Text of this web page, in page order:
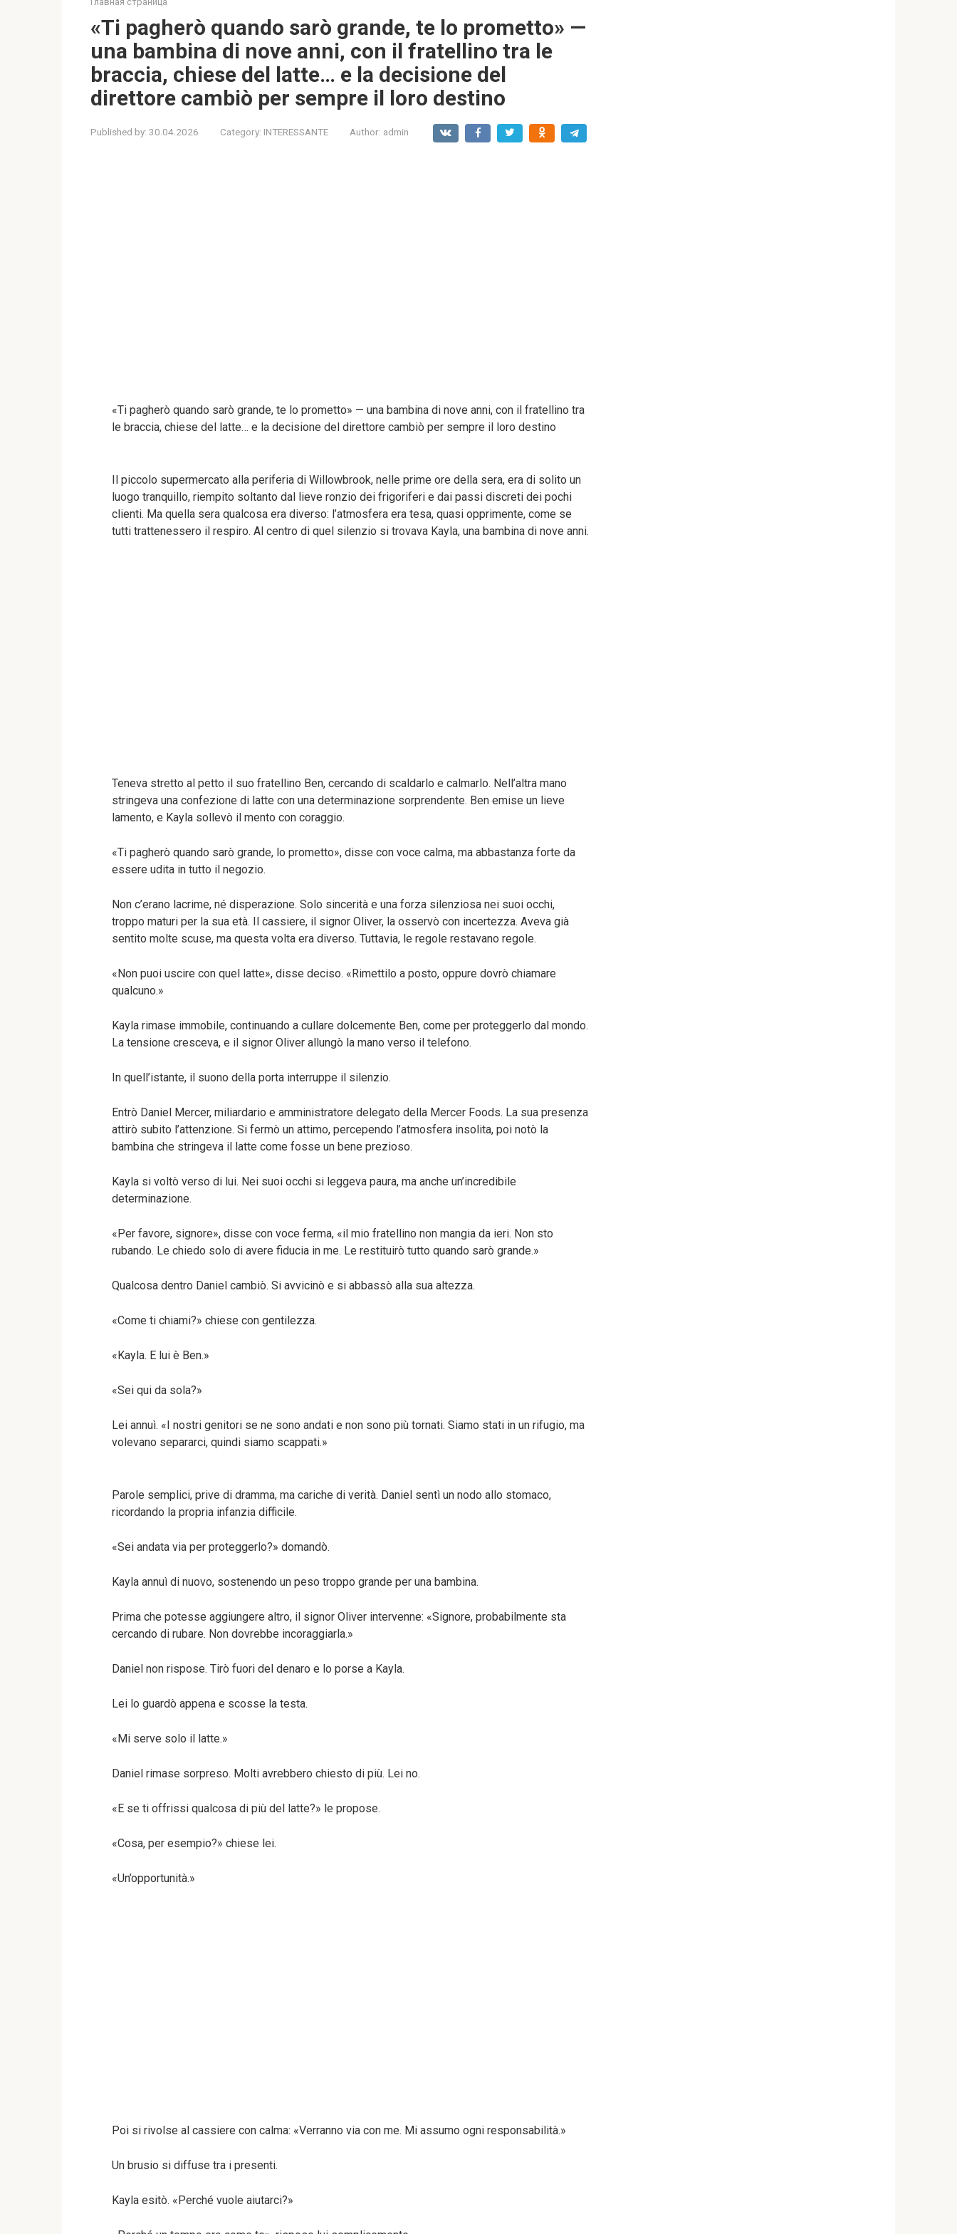
«Ti pagherò quando sarò grande, te lo prometto» —
una bambina di nove anni, con il fratellino tra le
braccia, chiese del latte… e la decisione del
direttore cambiò per sempre il loro destino
Published by: 30.04.2026 Category: INTERESSANTE Author: admin
«Ti pagherò quando sarò grande, te lo prometto» — una bambina di nove anni, con il fratellino tra
le braccia, chiese del latte… e la decisione del direttore cambiò per sempre il loro destino
Il piccolo supermercato alla periferia di Willowbrook, nelle prime ore della sera, era di solito un
luogo tranquillo, riempito soltanto dal lieve ronzio dei frigoriferi e dai passi discreti dei pochi
clienti. Ma quella sera qualcosa era diverso: l’atmosfera era tesa, quasi opprimente, come se
tutti trattenessero il respiro. Al centro di quel silenzio si trovava Kayla, una bambina di nove anni.
Teneva stretto al petto il suo fratellino Ben, cercando di scaldarlo e calmarlo. Nell’altra mano
stringeva una confezione di latte con una determinazione sorprendente. Ben emise un lieve
lamento, e Kayla sollevò il mento con coraggio.
«Ti pagherò quando sarò grande, lo prometto», disse con voce calma, ma abbastanza forte da
essere udita in tutto il negozio.
Non c’erano lacrime, né disperazione. Solo sincerità e una forza silenziosa nei suoi occhi,
troppo maturi per la sua età. Il cassiere, il signor Oliver, la osservò con incertezza. Aveva già
sentito molte scuse, ma questa volta era diverso. Tuttavia, le regole restavano regole.
«Non puoi uscire con quel latte», disse deciso. «Rimettilo a posto, oppure dovrò chiamare
qualcuno.»
Kayla rimase immobile, continuando a cullare dolcemente Ben, come per proteggerlo dal mondo.
La tensione cresceva, e il signor Oliver allungò la mano verso il telefono.
In quell’istante, il suono della porta interruppe il silenzio.
Entrò Daniel Mercer, miliardario e amministratore delegato della Mercer Foods. La sua presenza
attirò subito l’attenzione. Si fermò un attimo, percependo l’atmosfera insolita, poi notò la
bambina che stringeva il latte come fosse un bene prezioso.
Kayla si voltò verso di lui. Nei suoi occhi si leggeva paura, ma anche un’incredibile
determinazione.
«Per favore, signore», disse con voce ferma, «il mio fratellino non mangia da ieri. Non sto
rubando. Le chiedo solo di avere fiducia in me. Le restituirò tutto quando sarò grande.»
Qualcosa dentro Daniel cambiò. Si avvicinò e si abbassò alla sua altezza.
«Come ti chiami?» chiese con gentilezza.
«Kayla. E lui è Ben.»
«Sei qui da sola?»
Lei annuì. «I nostri genitori se ne sono andati e non sono più tornati. Siamo stati in un rifugio, ma
volevano separarci, quindi siamo scappati.»
Parole semplici, prive di dramma, ma cariche di verità. Daniel sentì un nodo allo stomaco,
ricordando la propria infanzia difficile.
«Sei andata via per proteggerlo?» domandò.
Kayla annuì di nuovo, sostenendo un peso troppo grande per una bambina.
Prima che potesse aggiungere altro, il signor Oliver intervenne: «Signore, probabilmente sta
cercando di rubare. Non dovrebbe incoraggiarla.»
Daniel non rispose. Tirò fuori del denaro e lo porse a Kayla.
Lei lo guardò appena e scosse la testa.
«Mi serve solo il latte.»
Daniel rimase sorpreso. Molti avrebbero chiesto di più. Lei no.
«E se ti offrissi qualcosa di più del latte?» le propose.
«Cosa, per esempio?» chiese lei.
«Un’opportunità.»
Poi si rivolse al cassiere con calma: «Verranno via con me. Mi assumo ogni responsabilità.»
Un brusio si diffuse tra i presenti.
Kayla esitò. «Perché vuole aiutarci?»